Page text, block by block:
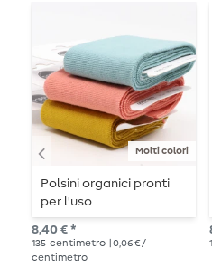
Molti colori
Polsini organici pronti
per l'uso
8,40 € *
135 centimetro
| 0,06 € /
centimetro
1